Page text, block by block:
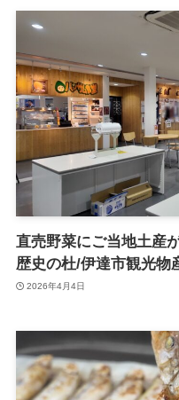
直売野菜にご当地土産
歴史の杜/伊達市観光物
2026年4月4日